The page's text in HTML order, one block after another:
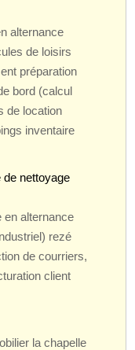
alternance
de loisirs
préparation
bord (calcul
de location
inventaire
de nettoyage
en alternance
rezé
de courriers,
client
la chapelle